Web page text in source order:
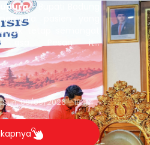
- Bupati Badung
pasien yang
tetap semangat
asa. Pesan itu
Sarasehan
RSD Mangusada di
Badung, Minggu
Sun, 08/09/2026 - 18:44